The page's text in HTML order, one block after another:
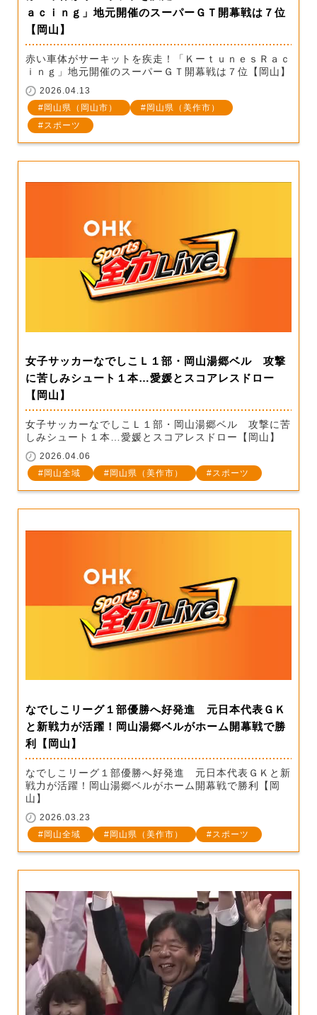
ａｃｉｎｇ」地元開催のスーパーＧＴ開幕戦は７位
【岡山】
赤い車体がサーキットを疾走！「ＫーｔｕｎｅｓＲａｃ
ｉｎｇ」地元開催のスーパーＧＴ開幕戦は７位【岡山】
2026.04.13
岡山県（岡山市）
岡山県（美作市）
スポーツ
女子サッカーなでしこＬ１部・岡山湯郷ベル 攻撃
に苦しみシュート１本…愛媛とスコアレスドロー
【岡山】
女子サッカーなでしこＬ１部・岡山湯郷ベル 攻撃に苦
しみシュート１本…愛媛とスコアレスドロー【岡山】
2026.04.06
岡山全域
岡山県（美作市） スポーツ
なでしこリーグ１部優勝へ好発進 元日本代表ＧＫ
と新戦力が活躍！岡山湯郷ベルがホーム開幕戦で勝
利【岡山】
なでしこリーグ１部優勝へ好発進 元日本代表ＧＫと新
戦力が活躍！岡山湯郷ベルがホーム開幕戦で勝利【岡
山】
2026.03.23
岡山全域
岡山県（美作市） スポーツ